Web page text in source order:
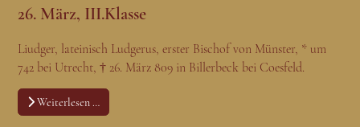
26. März, III.Klasse
Liudger, lateinisch Ludgerus, erster Bischof von Münster, * um
742 bei Utrecht, † 26. März 809 in Billerbeck bei Coesfeld.
Weiterlesen …